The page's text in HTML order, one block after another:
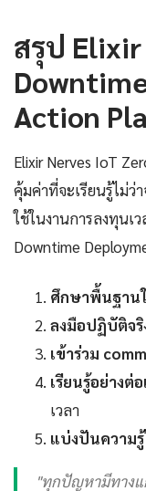
สรุป Elixir
Action
Elixir Nerves IoT
คุ้มค่าที่จะเรียนรู้ไม่ว่
ใช้ในงานการลงทุนเ
Downtime
ศึกษาพื้นฐาน
ลงมือปฏิบัติจริ
เข้าร่วม
เรียนรู้อย่างต่
เวลา
แบ่งปันความ
"ทุกปัญหามีทางแ